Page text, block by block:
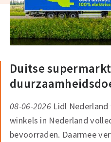
Duitse
08-06-2026 Lidl
winkels in Nederland
bevoorraden. Daarmee